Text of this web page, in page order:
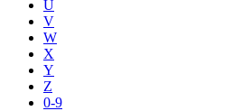
U
V
W
X
Y
Z
0-9